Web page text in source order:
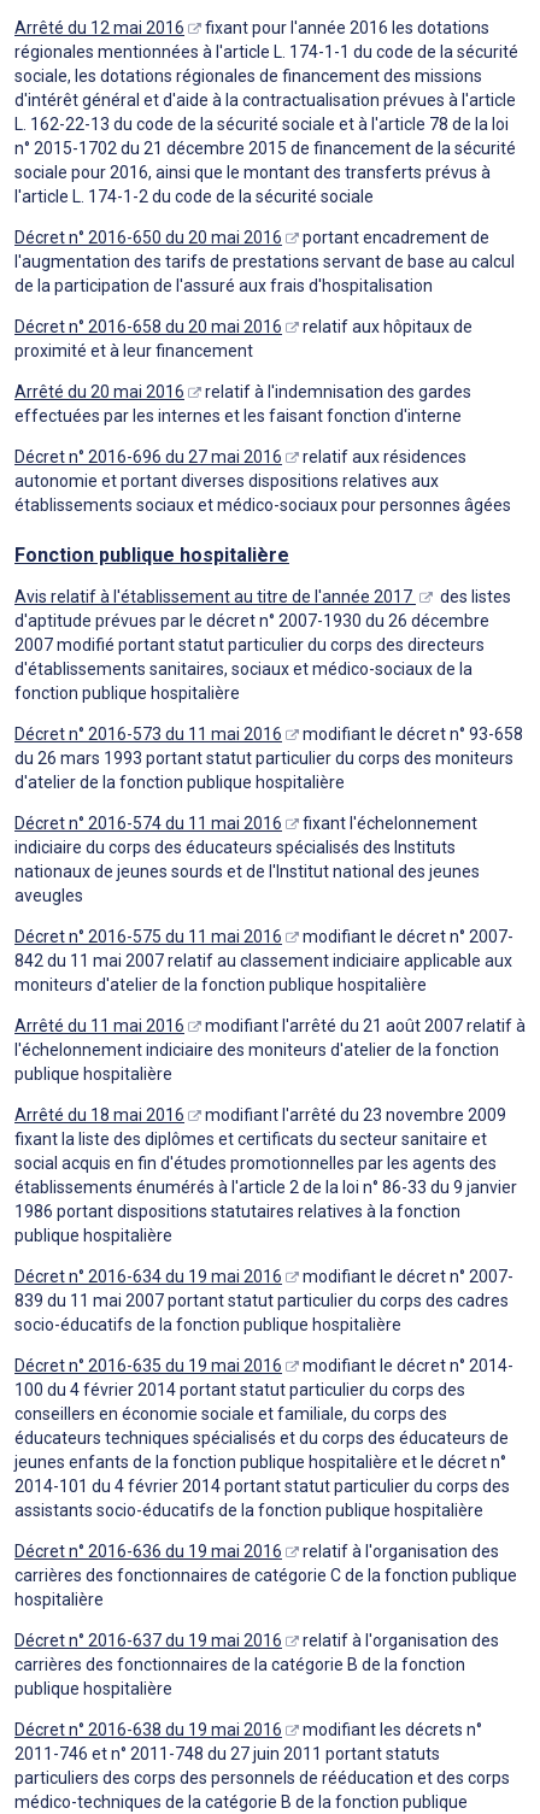
Arrêté du 12 mai 2016
fixant pour l'année 2016 les dotations
régionales mentionnées à l'article L. 174-1-1 du code de la sécurité
sociale, les dotations régionales de financement des missions
d'intérêt général et d'aide à la contractualisation prévues à l'article
L. 162-22-13 du code de la sécurité sociale et à l'article 78 de la loi
n° 2015-1702 du 21 décembre 2015 de financement de la sécurité
sociale pour 2016, ainsi que le montant des transferts prévus à
l'article L. 174-1-2 du code de la sécurité sociale
Décret n° 2016-650 du 20 mai 2016
portant encadrement de
l'augmentation des tarifs de prestations servant de base au calcul
de la participation de l'assuré aux frais d'hospitalisation
Décret n° 2016-658 du 20 mai 2016
relatif aux hôpitaux de
proximité et à leur financement
Arrêté du 20 mai 2016
relatif à l'indemnisation des gardes
effectuées par les internes et les faisant fonction d'interne
Décret n° 2016-696 du 27 mai 2016
relatif aux résidences
autonomie et portant diverses dispositions relatives aux
établissements sociaux et médico-sociaux pour personnes âgées
Fonction publique hospitalière
Avis relatif à l'établissement au titre de l'année 2017
des listes
d'aptitude prévues par le décret n° 2007-1930 du 26 décembre
2007 modifié portant statut particulier du corps des directeurs
d'établissements sanitaires, sociaux et médico-sociaux de la
fonction publique hospitalière
Décret n° 2016-573 du 11 mai 2016
modifiant le décret n° 93-658
du 26 mars 1993 portant statut particulier du corps des moniteurs
d'atelier de la fonction publique hospitalière
Décret n° 2016-574 du 11 mai 2016
fixant l'échelonnement
indiciaire du corps des éducateurs spécialisés des Instituts
nationaux de jeunes sourds et de l'Institut national des jeunes
aveugles
Décret n° 2016-575 du 11 mai 2016
modifiant le décret n° 2007-
842 du 11 mai 2007 relatif au classement indiciaire applicable aux
moniteurs d'atelier de la fonction publique hospitalière
Arrêté du 11 mai 2016
modifiant l'arrêté du 21 août 2007 relatif à
l'échelonnement indiciaire des moniteurs d'atelier de la fonction
publique hospitalière
Arrêté du 18 mai 2016
modifiant l'arrêté du 23 novembre 2009
fixant la liste des diplômes et certificats du secteur sanitaire et
social acquis en fin d'études promotionnelles par les agents des
établissements énumérés à l'article 2 de la loi n° 86-33 du 9 janvier
1986 portant dispositions statutaires relatives à la fonction
publique hospitalière
Décret n° 2016-634 du 19 mai 2016
modifiant le décret n° 2007-
839 du 11 mai 2007 portant statut particulier du corps des cadres
socio-éducatifs de la fonction publique hospitalière
Décret n° 2016-635 du 19 mai 2016
modifiant le décret n° 2014-
100 du 4 février 2014 portant statut particulier du corps des
conseillers en économie sociale et familiale, du corps des
éducateurs techniques spécialisés et du corps des éducateurs de
jeunes enfants de la fonction publique hospitalière et le décret n°
2014-101 du 4 février 2014 portant statut particulier du corps des
assistants socio-éducatifs de la fonction publique hospitalière
Décret n° 2016-636 du 19 mai 2016
relatif à l'organisation des
carrières des fonctionnaires de catégorie C de la fonction publique
hospitalière
Décret n° 2016-637 du 19 mai 2016
relatif à l'organisation des
carrières des fonctionnaires de la catégorie B de la fonction
publique hospitalière
Décret n° 2016-638 du 19 mai 2016
modifiant les décrets n°
2011-746 et n° 2011-748 du 27 juin 2011 portant statuts
particuliers des corps des personnels de rééducation et des corps
médico-techniques de la catégorie B de la fonction publique